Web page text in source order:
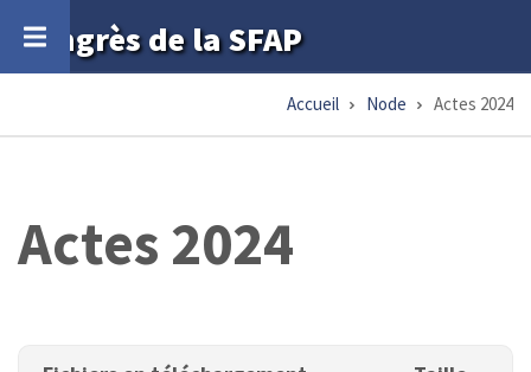
contenu
Congrès de la SFAP
Accueil Node Actes 2024
Actes 2024